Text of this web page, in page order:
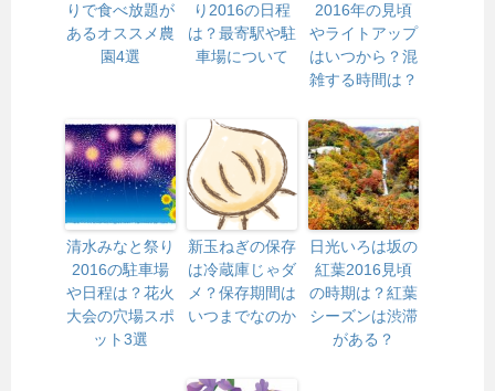
りで食べ放題が
あるオススメ農
園4選
り2016の日程
は？最寄駅や駐
車場について
2016年の見頃
やライトアップ
はいつから？混
雑する時間は？
清水みなと祭り
2016の駐車場
や日程は？花火
大会の穴場スポ
ット3選
新玉ねぎの保存
は冷蔵庫じゃダ
メ？保存期間は
いつまでなのか
日光いろは坂の
紅葉2016見頃
の時期は？紅葉
シーズンは渋滞
がある？